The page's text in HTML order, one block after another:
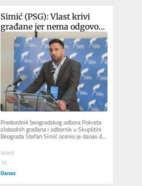
Simić (PSG): Vlast krivi
građane jer nema odgovor
na problem
vodosnabdevanja
Predsednik beogradskog odbora Pokreta
slobodnih građana i odbornik u Skupštini
Beograda Stefan Simić ocenio je danas da
gradska vlast nema odgovor...
latest
10
Danas